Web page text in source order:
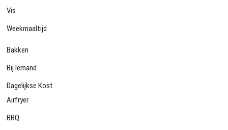
Vis
Weekmaaltijd
Bakken
Bij Iemand
Dagelijkse Kost
Airfryer
BBQ